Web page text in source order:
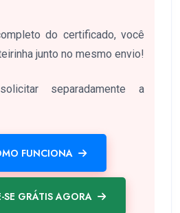
do certificado, você
junto no mesmo envio!
separadamente a
FUNCIONA
SE GRÁTIS AGORA